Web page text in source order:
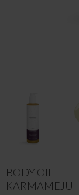
BODY OIL
KARMAMEJU